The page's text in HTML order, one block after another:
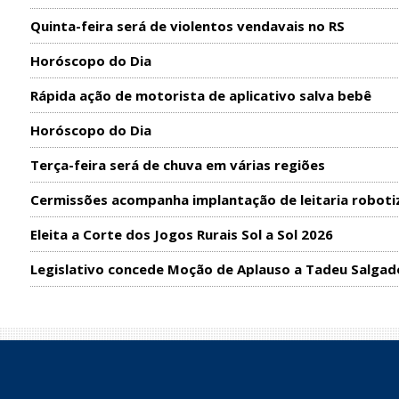
Quinta-feira será de violentos vendavais no RS
Horóscopo do Dia
Rápida ação de motorista de aplicativo salva bebê
Horóscopo do Dia
Terça-feira será de chuva em várias regiões
Cermissões acompanha implantação de leitaria
Eleita a Corte dos Jogos Rurais Sol a Sol 2026
Legislativo concede Moção de Aplauso a Tadeu